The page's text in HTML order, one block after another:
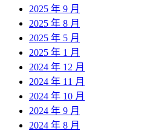
2025 年 9 月
2025 年 8 月
2025 年 5 月
2025 年 1 月
2024 年 12 月
2024 年 11 月
2024 年 10 月
2024 年 9 月
2024 年 8 月